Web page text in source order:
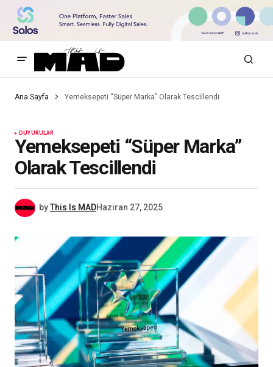
Ana Sayfa Yemeksepeti “Süper Marka” Olarak Tescillendi
DUYURULAR
Yemeksepeti “Süper Marka”
Olarak Tescillendi
byThis Is MADHaziran 27, 2025